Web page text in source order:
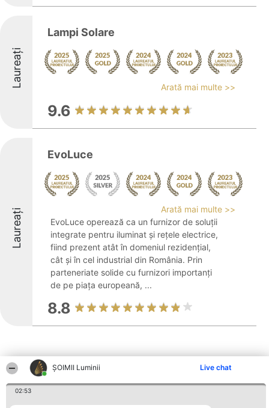
ȘOIMII Luminii Live chat
02:53
Laureați
Lampi Solare
Arată mai multe >>
9.6
Laureați
EvoLuce
Arată mai multe >>
EvoLuce operează ca un furnizor de soluții
integrate pentru iluminat și rețele electrice,
fiind prezent atât în domeniul rezidențial,
cât și în cel industrial din România. Prin
parteneriate solide cu furnizori importanți
de pe piața europeană, ...
8.8
Alte firme din zonă